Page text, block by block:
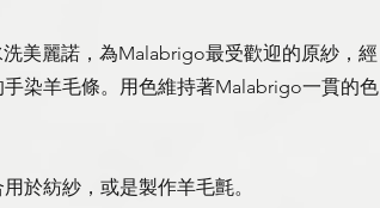
洗美麗諾，為Malabrigo最受歡迎的原紗，經
染羊毛條。用色維持著Malabrigo一貫的色
於紡紗，或是製作羊毛氈。